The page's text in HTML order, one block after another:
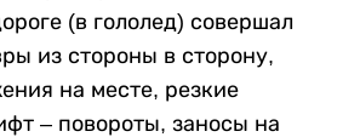
(в гололед) совершал
из стороны в сторону,
на месте, резкие
– повороты, заносы на